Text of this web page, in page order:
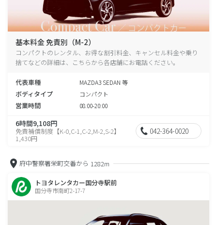
基本料金 免責別（M-2）
コンパクトのレンタル、お得な割引料金、キャンセル料金や乗り
捨てなどの詳細は、こちらから各店舗にお電話ください。
代表車種 MAZDA3 SEDAN 等
ボディタイプ コンパクト
営業時間 08:00-20:00
6時間9,108円
免責補償制度【K-0,C-1,C-2,M-2,S-2】
1,430円
042-364-0020
府中警察署栄町交番から 1282m
トヨタレンタカー国分寺駅前
国分寺市南町2-17-7